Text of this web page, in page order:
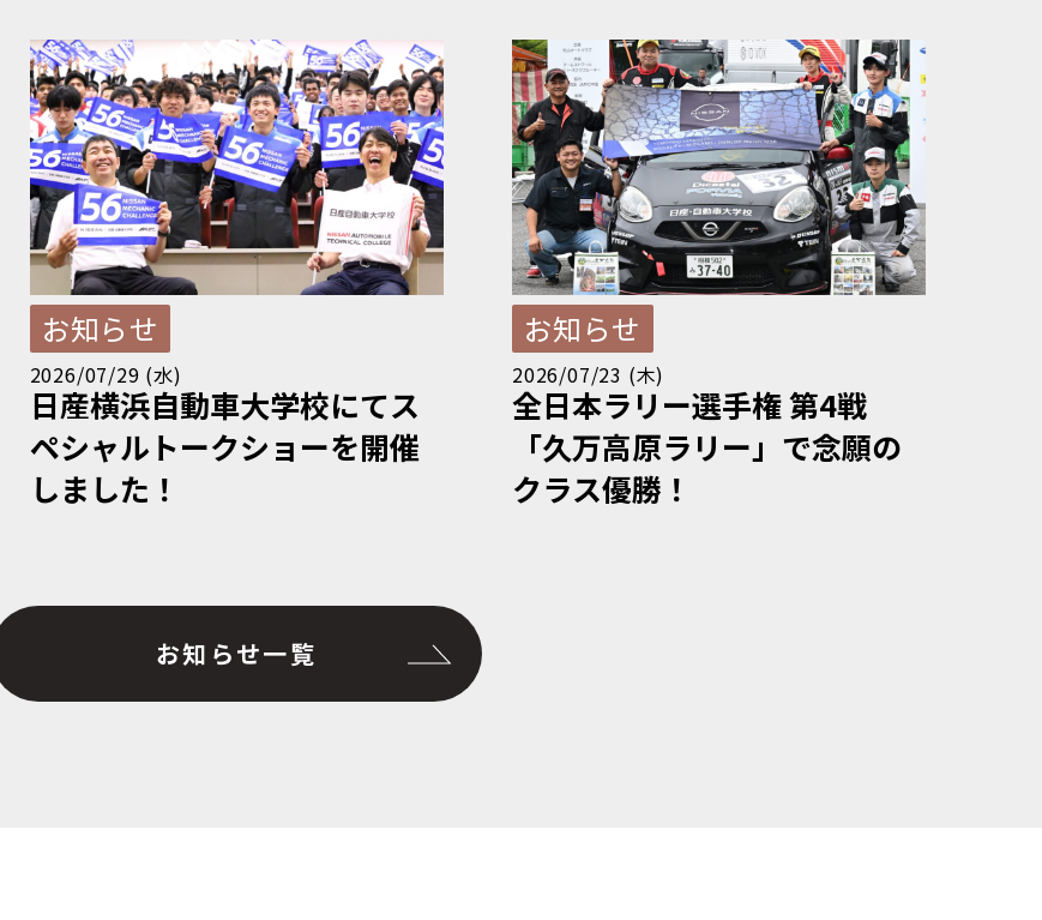
お知らせ
2026/07/29 (水)
日産横浜自動車大学校にてス
ペシャルトークショーを開催
しました！
お知らせ
2026/07/23 (木)
全日本ラリー選手権 第4戦
「久万高原ラリー」で念願の
クラス優勝！
お知らせ一覧